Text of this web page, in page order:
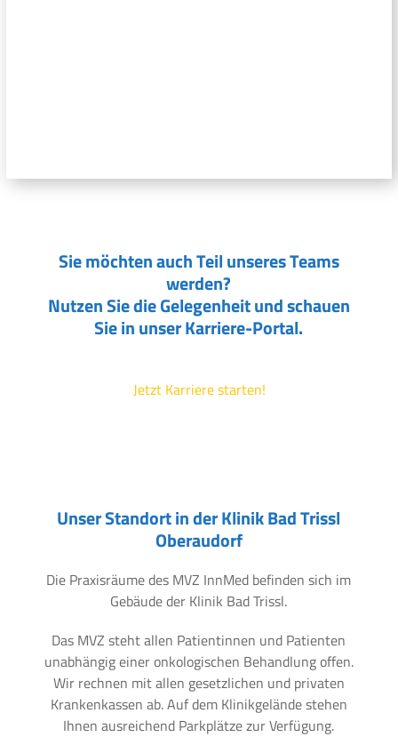
Sie möchten auch Teil unseres Teams
werden?
Nutzen Sie die Gelegenheit und schauen
Sie in unser Karriere-Portal.
Jetzt Karriere starten!
Unser Standort in der Klinik Bad Trissl
Oberaudorf
Die Praxisräume des MVZ InnMed befinden sich im
Gebäude der Klinik Bad Trissl.
Das MVZ steht allen Patientinnen und Patienten
unabhängig einer onkologischen Behandlung offen.
Wir rechnen mit allen gesetzlichen und privaten
Krankenkassen ab. Auf dem Klinikgelände stehen
Ihnen ausreichend Parkplätze zur Verfügung.